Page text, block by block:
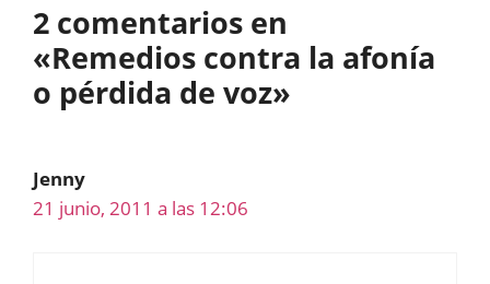
2 comentarios en
«Remedios contra la afonía
o pérdida de voz»
Jenny
21 junio, 2011 a las 12:06